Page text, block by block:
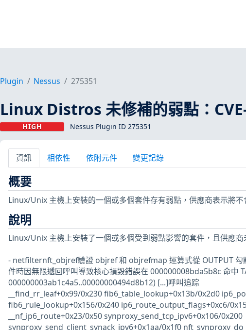
Plugin Nessus 275351
Linux Distros 未修補的弱點：
HIGH Nessus Plugin ID 275351
資訊 相依性 依附元件 變更記錄
概要
Linux/Unix 主機上安裝的一個或多個套件存有弱點，供應商表示將不
說明
Linux/Unix 主機上安裝了一個或多個受到弱點影響的套件，且供應商
- netfilternft_objref驗證 objref 和 objrefmap 運算式從 OUTPUT 勾
件時因無限遞回呼叫導致核心損毀錯誤在 000000008bda5b8c 命中
000000003ab1c4a5..00000000494d8b12) [...]呼叫追踪
__find_rr_leaf+0x99/0x230 fib6_table_lookup+0x13b/0x2d0
fib6_rule_lookup+0x156/0x240 ip6_route_output_flags+0xc6/
__nf_ip6_route+0x23/0x50 synproxy_send_tcp_ipv6+0x106/0x200
synproxy_send_client_synack_ipv6+0x1aa/0x1f0